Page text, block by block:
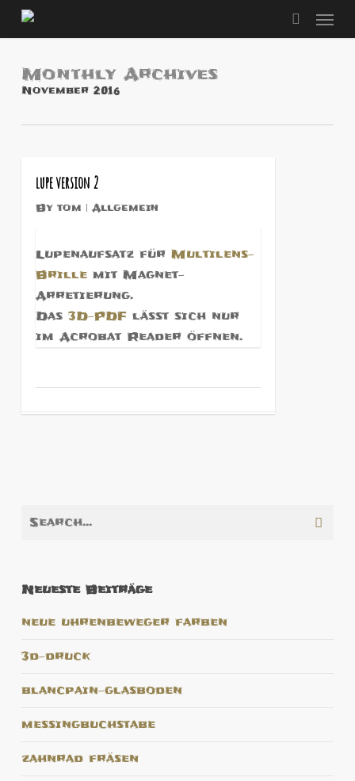
Skip
content
search
Monthly Archives
November 2016
lupe version 2
By tom Allgemein
Lupenaufsatz für Multilens-
Brillemit Magnet-
Arretierung.
Das 3D-PDFlässt sich nur
im Acrobat Reader öffnen.
Neueste Beiträge
neue uhrenbeweger farben
3d-druck
blancpain-glasboden
messingbuchstabe
zahnrad fräsen